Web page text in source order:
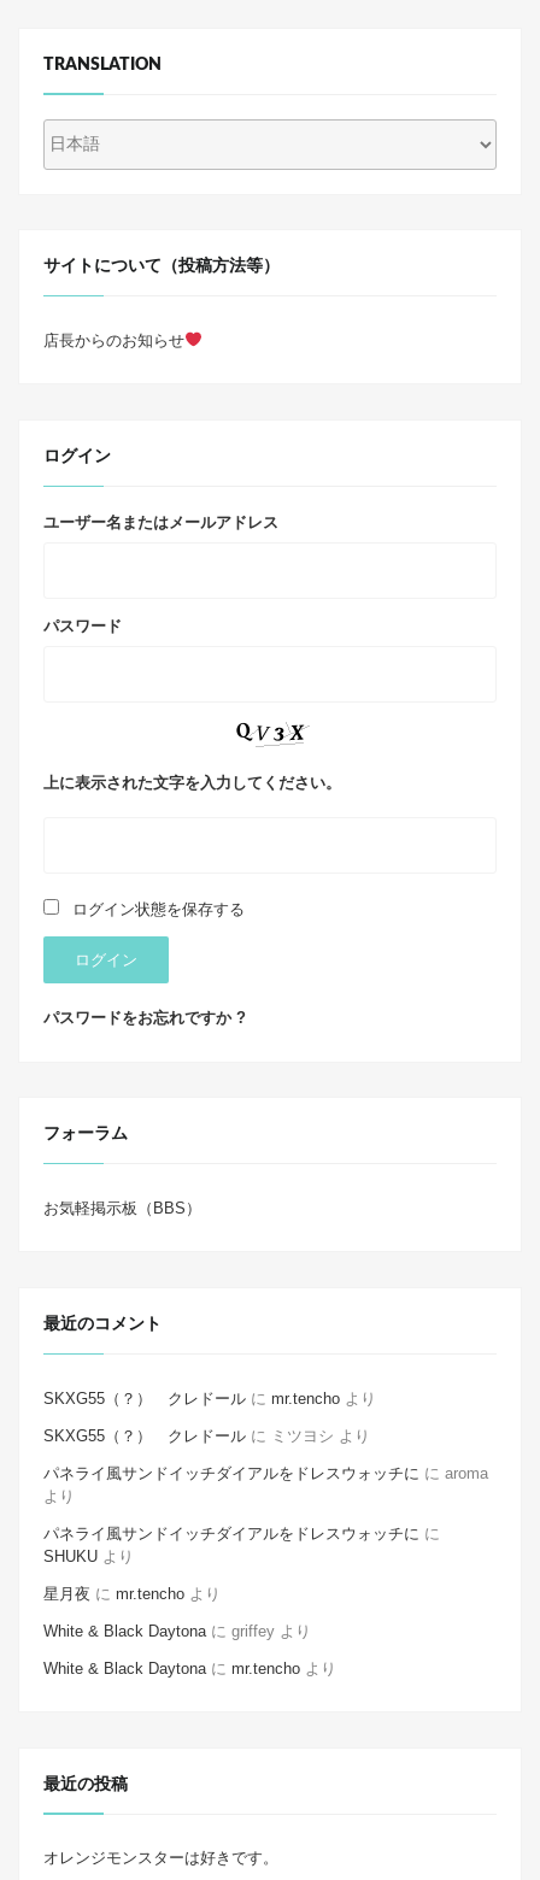
TRANSLATION
サイトについて（投稿方法等）
店長からのお知らせ
ログイン
ユーザー名またはメールアドレス
パスワード
上に表示された文字を入力してください。
ログイン状態を保存する
ログイン
パスワードをお忘れですか ?
フォーラム
お気軽掲示板（BBS）
最近のコメント
SKXG55（？） クレドール に mr.tencho より
SKXG55（？） クレドール に ミツヨシ より
パネライ風サンドイッチダイアルをドレスウォッチに に aroma
より
パネライ風サンドイッチダイアルをドレスウォッチに に
SHUKU より
星月夜 に mr.tencho より
White & Black Daytona に griffey より
White & Black Daytona に mr.tencho より
最近の投稿
オレンジモンスターは好きです。